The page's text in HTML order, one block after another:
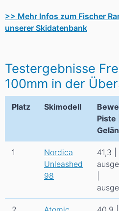
>> Mehr Infos zum Fischer
unserer Skidatenbank
Testergebnisse
100mm in der
Platz Skimodell
Piste |
1
Nordica
Unleashed
98
41,3 |